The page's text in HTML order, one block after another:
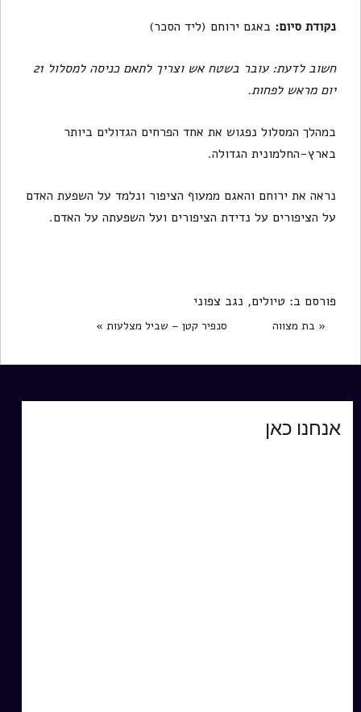
נקודת סיום: באגם ירוחם (ליד הסכר)
חשוב לדעת: עובר בשטח אש וצריך לתאם כניסה למסלול 21
יום מראש לפחות.
במהלך המסלול נפגוש את אחד הפרחים הגדולים ביותר
בארץ-החלמונית הגדולה.
נראה את ירוחם והאגם ממעוף הציפור ונלמד על השפעת האדם
על הציפורים על נדידת הציפורים ועל השפעתה על האדם.
פורסם ב: טיולים, נגב צפוני
« בת מצווה סנפיר קטן – שביל מצלעות »
אנחנו כאן